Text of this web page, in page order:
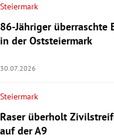
Steiermark
86-Jähriger überraschte
in der Oststeiermark
30.07.2026
Steiermark
Raser überholt
auf der A9